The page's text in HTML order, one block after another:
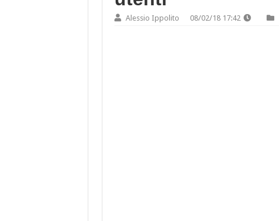
Alessio Ippolito 08/02/18 17:42